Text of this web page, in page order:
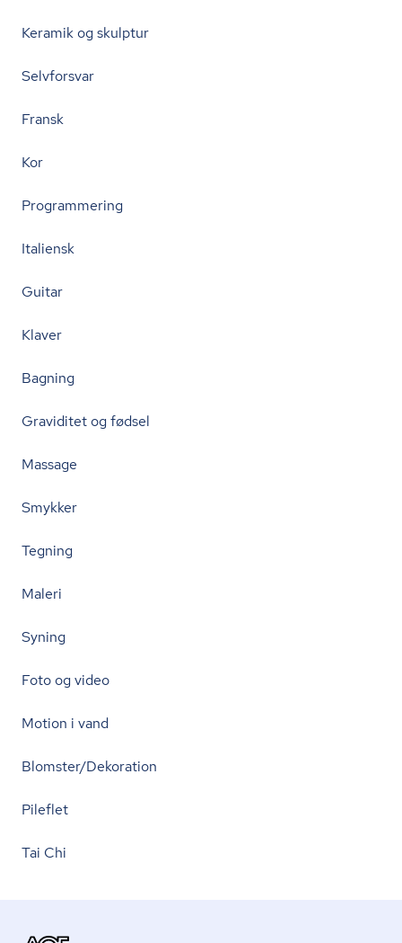
Keramik og skulptur
Selvforsvar
Fransk
Kor
Programmering
Italiensk
Guitar
Klaver
Bagning
Graviditet og fødsel
Massage
Smykker
Tegning
Maleri
Syning
Foto og video
Motion i vand
Blomster/Dekoration
Pileflet
Tai Chi